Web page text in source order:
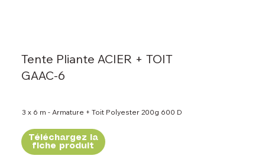
Tente Pliante ACIER + TOIT
GAAC-6
3 x 6 m - Armature + Toit Polyester 200g 600 D
Téléchargez la
fiche produit